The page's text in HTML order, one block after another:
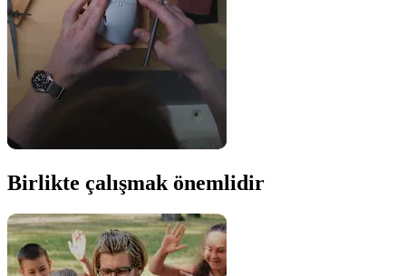
Birlikte çalışmak önemlidir